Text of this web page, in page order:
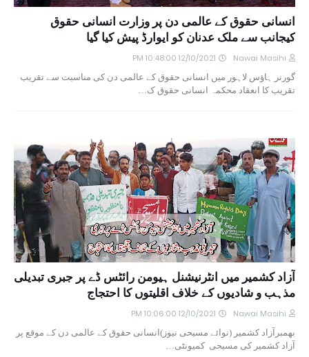
انسانی حقوق کے عالمی دن پر وزارت انسانی حقوق
کیجانب سے ملک عدنان کو ایوارڈ پیش کیا گیا
Nawai Masihi
12/10/2021 10:48:00 PM
گورنر ہاؤس لاہور میں انسانی حقوق کے عالمی دن کی مناسبت سے تقریب
تقریب کا انعقاد محکمہ انسانی حقوق ک…
آزاد کشمیر میں انٹرنیشنل ہیومن رائٹس ڈے پر جبری تبدیلی
مذہب و شادیوں کے خلاف اقلیتوں کا احتجاج
Nawai Masihi
12/10/2021 10:06:00 PM
بھمبرآزاد کشمیر (نوائے مسیحی نیوز)انسانی حقوق کے عالمی دن کے موقع پر
آزاد کشمیر کی مسیحی کمیونٹی…